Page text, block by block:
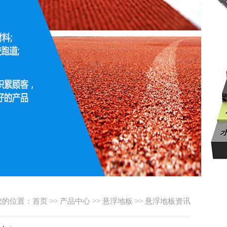
的位置： 首页 >> 产品中心 >> 悬浮地板 >> 悬浮地板资讯